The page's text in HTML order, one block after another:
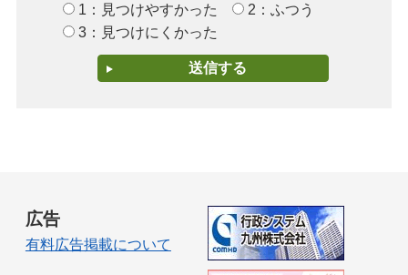
1：見つけやすかった
2：ふつう
3：見つけにくかった
広告
有料広告掲載について